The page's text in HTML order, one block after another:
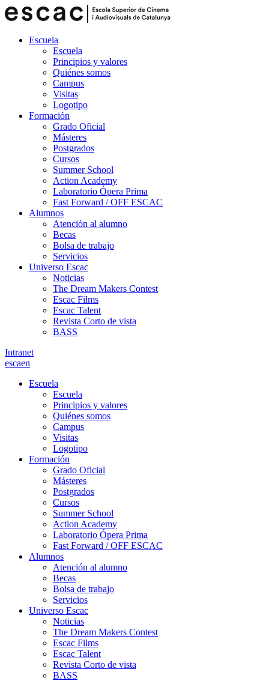
Escuela
Escuela
Principios y valores
Quiénes somos
Campus
Visitas
Logotipo
Formación
Grado Oficial
Másteres
Postgrados
Cursos
Summer School
Action Academy
Laboratorio Ópera Prima
Fast Forward / OFF ESCAC
Alumnos
Atención al alumno
Becas
Bolsa de trabajo
Servicios
Universo Escac
Noticias
The Dream Makers Contest
Escac Films
Escac Talent
Revista Corto de vista
BASS
Intranet
escaen
Escuela
Escuela
Principios y valores
Quiénes somos
Campus
Visitas
Logotipo
Formación
Grado Oficial
Másteres
Postgrados
Cursos
Summer School
Action Academy
Laboratorio Ópera Prima
Fast Forward / OFF ESCAC
Alumnos
Atención al alumno
Becas
Bolsa de trabajo
Servicios
Universo Escac
Noticias
The Dream Makers Contest
Escac Films
Escac Talent
Revista Corto de vista
BASS